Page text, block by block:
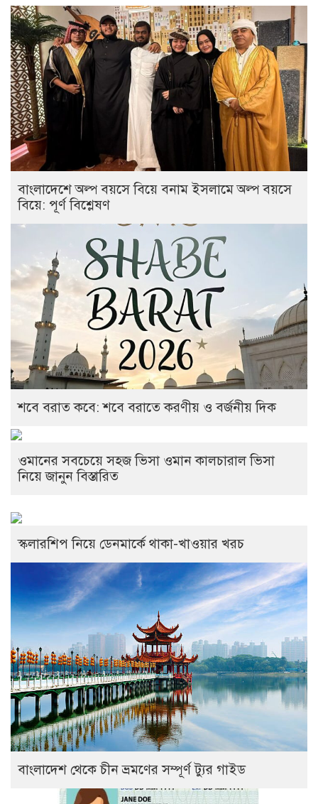
বাংলাদেশে অল্প বয়সে বিয়ে বনাম ইসলামে অল্প বয়সে
বিয়ে: পূর্ণ বিশ্লেষণ
শবে বরাত কবে: শবে বরাতে করণীয় ও বর্জনীয় দিক
ওমানের সবচেয়ে সহজ ভিসা ওমান কালচারাল ভিসা
নিয়ে জানুন বিস্তারিত
স্কলারশিপ নিয়ে ডেনমার্কে থাকা-খাওয়ার খরচ
বাংলাদেশ থেকে চীন ভ্রমণের সম্পূর্ণ ট্যুর গাইড